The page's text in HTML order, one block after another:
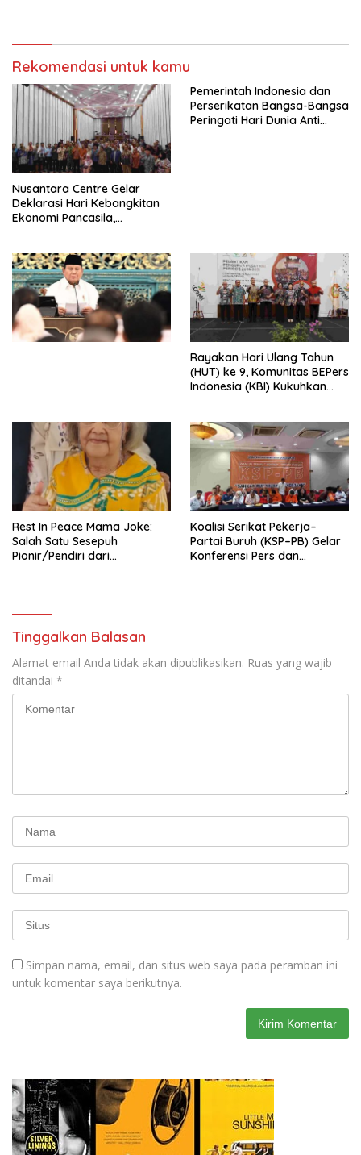
Kasih Allah.
RUU Ketenagakerjaan Baru.
Rekomendasi untuk kamu
Nusantara Centre Gelar
Deklarasi Hari Kebangkitan
Ekonomi Pancasila,
Penjajahan (Pergolakan
Ekonomi Politik Indonesia) &
Simposium Nasional “Urgensi
Undang-Undang
Perekonomian Nasional dan
Kesejahteraan Sosial dalam
Pemerintah Indonesia dan
Perserikatan Bangsa-Bangsa
Peringati Hari Dunia Anti
Rayakan Hari Ulang Tahun
(HUT) ke 9, Komunitas BEPers
Indonesia (KBI) Kukuhkan
Tema: “Penguatan dan
Pengembangan Organisasi
KBI yang Berbasis Riset di
seluruh Indonesia dan
Mancanegara”.
Rest In Peace Mama Joke:
Salah Satu Sesepuh
Pionir/Pendiri dari
Kasih Allah.
Koalisi Serikat Pekerja–
Partai Buruh (KSP–PB) Gelar
Konferensi Pers dan
Tinggalkan Balasan
Alamat email Anda tidak akan dipublikasikan. Ruas yang wajib
ditandai *
Simpan nama, email, dan situs web saya pada peramban ini
untuk komentar saya berikutnya.